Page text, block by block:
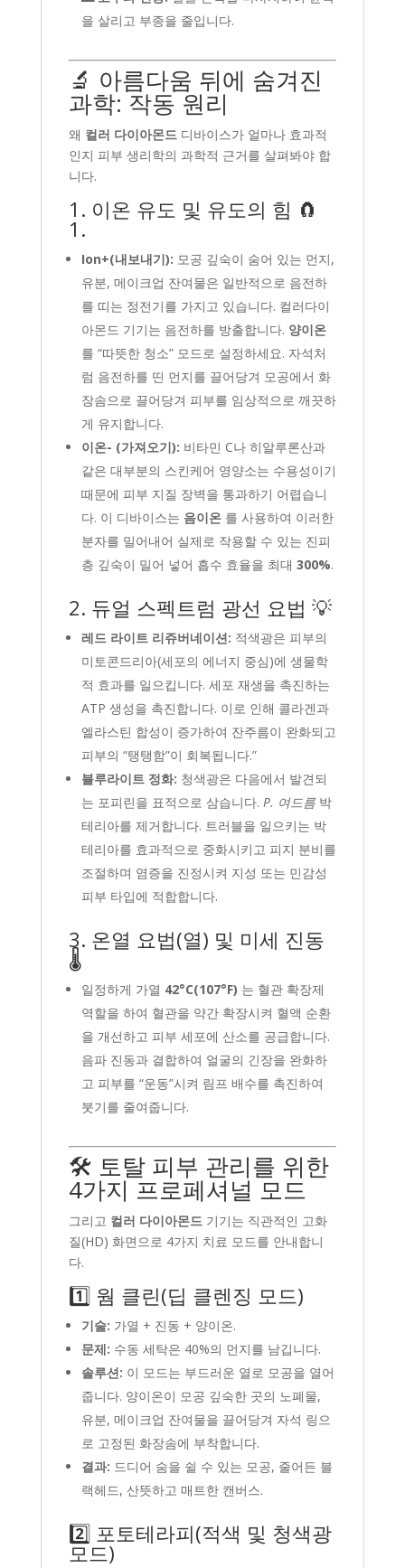
을 살리고 부종을 줄입니다.
🔬 아름다움 뒤에 숨겨진
과학: 작동 원리
왜 컬러 다이아몬드디바이스가 얼마나 효과적
인지 피부 생리학의 과학적 근거를 살펴봐야 합
니다.
1. 이온 유도 및 유도의 힘 🧲
1.
Ion+(내보내기): 모공 깊숙이 숨어 있는 먼지,
유분, 메이크업 잔여물은 일반적으로 음전하
를 띠는 정전기를 가지고 있습니다. 컬러다이
아몬드 기기는 음전하를 방출합니다. 양이온
를 “따뜻한 청소” 모드로 설정하세요. 자석처
럼 음전하를 띤 먼지를 끌어당겨 모공에서 화
장솜으로 끌어당겨 피부를 임상적으로 깨끗하
게 유지합니다.
이온- (가져오기): 비타민 C나 히알루론산과
같은 대부분의 스킨케어 영양소는 수용성이기
때문에 피부 지질 장벽을 통과하기 어렵습니
다. 이 디바이스는 음이온를 사용하여 이러한
분자를 밀어내어 실제로 작용할 수 있는 진피
층 깊숙이 밀어 넣어 흡수 효율을 최대 300%.
2. 듀얼 스펙트럼 광선 요법 💡
레드 라이트 리쥬버네이션: 적색광은 피부의
미토콘드리아(세포의 에너지 중심)에 생물학
적 효과를 일으킵니다. 세포 재생을 촉진하는
ATP 생성을 촉진합니다. 이로 인해 콜라겐과
엘라스틴 합성이 증가하여 잔주름이 완화되고
피부의 “탱탱함”이 회복됩니다.”
블루라이트 정화: 청색광은 다음에서 발견되
는 포피린을 표적으로 삼습니다. P. 여드름박
테리아를 제거합니다. 트러블을 일으키는 박
테리아를 효과적으로 중화시키고 피지 분비를
조절하며 염증을 진정시켜 지성 또는 민감성
피부 타입에 적합합니다.
3. 온열 요법(열) 및 미세 진동
🌡️
일정하게 가열 42°C(107°F) 는 혈관 확장제
역할을 하여 혈관을 약간 확장시켜 혈액 순환
을 개선하고 피부 세포에 산소를 공급합니다.
음파 진동과 결합하여 얼굴의 긴장을 완화하
고 피부를 “운동”시켜 림프 배수를 촉진하여
붓기를 줄여줍니다.
🛠️ 토탈 피부 관리를 위한
4가지 프로페셔널 모드
그리고 컬러 다이아몬드기기는 직관적인 고화
질(HD) 화면으로 4가지 치료 모드를 안내합니
다.
1️⃣ 웜 클린(딥 클렌징 모드)
기술: 가열 + 진동 + 양이온.
문제: 수동 세탁은 40%의 먼지를 남깁니다.
솔루션: 이 모드는 부드러운 열로 모공을 열어
줍니다. 양이온이 모공 깊숙한 곳의 노폐물,
유분, 메이크업 잔여물을 끌어당겨 자석 링으
로 고정된 화장솜에 부착합니다.
결과: 드디어 숨을 쉴 수 있는 모공, 줄어든 블
랙헤드, 산뜻하고 매트한 캔버스.
2️⃣ 포토테라피(적색 및 청색광
모드)